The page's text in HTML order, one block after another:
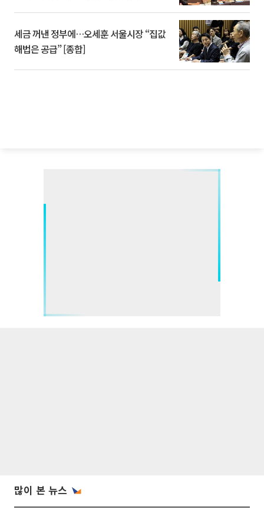
세금 꺼낸 정부에…오세훈 서울시장 “집값
해법은 공급” [종합]
많이 본 뉴스